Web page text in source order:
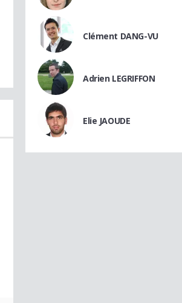
Clément DANG-VU
Adrien LEGRIFFON
Elie JAOUDE